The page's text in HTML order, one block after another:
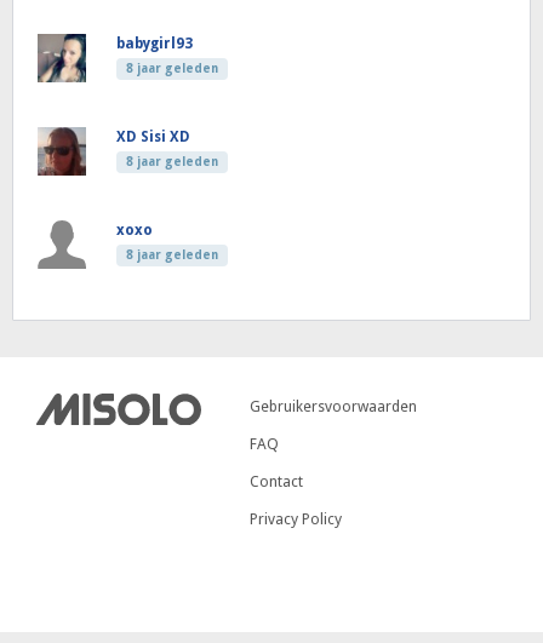
babygirl93
8 jaar geleden
XD Sisi XD
8 jaar geleden
xoxo
8 jaar geleden
Gebruikersvoorwaarden
FAQ
Contact
Privacy Policy